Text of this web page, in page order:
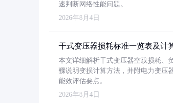
速判断网络性能问题。
2026年8月4日
干式变压器损耗标准一览表及计
本文详细解析干式变压器空载损耗、
骤说明变损计算方法，并附电力变压
能效评估要点。
2026年8月4日